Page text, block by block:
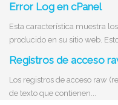
Error Log en cPanel
Esta característica muestra
producido en su sitio web.
Registros de acceso
Los registros de acceso raw
de texto que contienen...